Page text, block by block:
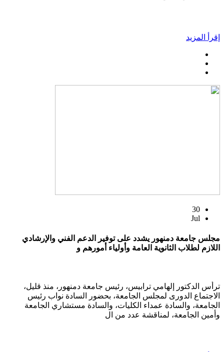
إقرأ المزيد
30
Jul
مجلس جامعة دمنهور يشدد على توفير الدعم الفني والإرشادي
اللازم لطلاب الثانوية العامة وأولياء أمورهم و
ترأس الدكتور إلهامي ترابيس، رئيس جامعة دمنهور، منذ قليل،
الاجتماع الدورى لمجلس الجامعة، بحضور السادة نواب رئيس
الجامعة، والسادة عمداء الكليات، والسادة مستشاري الجامعة
وأمين الجامعة، لمناقشة عدد من ال